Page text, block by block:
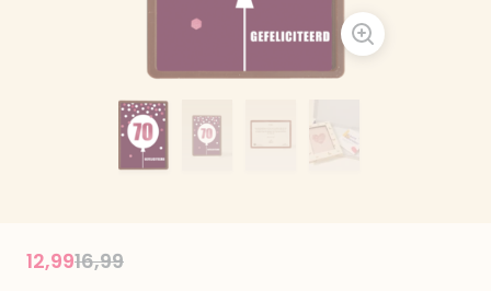
Price reduced from
16,99to
12,99